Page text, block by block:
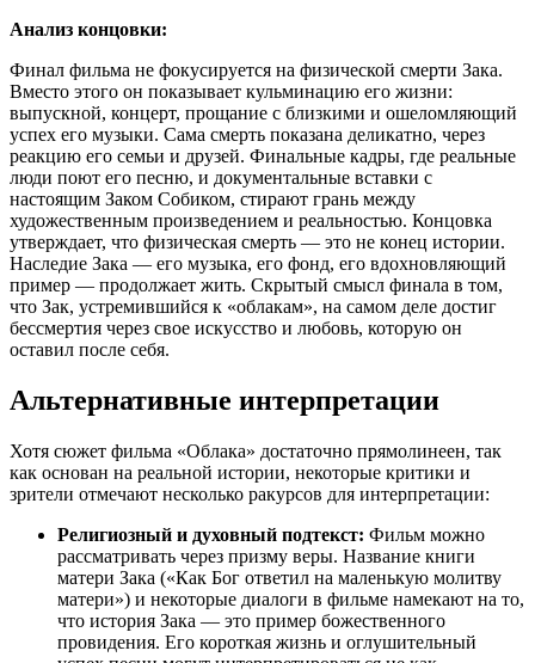
Анализ концовки:
Финал фильма не фокусируется на физической смерти Зака.
Вместо этого он показывает кульминацию его жизни:
выпускной, концерт, прощание с близкими и ошеломляющий
успех его музыки. Сама смерть показана деликатно, через
реакцию его семьи и друзей. Финальные кадры, где реальные
люди поют его песню, и документальные вставки с
настоящим Заком Собиком, стирают грань между
художественным произведением и реальностью. Концовка
утверждает, что физическая смерть — это не конец истории.
Наследие Зака — его музыка, его фонд, его вдохновляющий
пример — продолжает жить. Скрытый смысл финала в том,
что Зак, устремившийся к «облакам», на самом деле достиг
бессмертия через свое искусство и любовь, которую он
оставил после себя.
Альтернативные интерпретации
Хотя сюжет фильма «Облака» достаточно прямолинеен, так
как основан на реальной истории, некоторые критики и
зрители отмечают несколько ракурсов для интерпретации:
Религиозный и духовный подтекст: Фильм можно
рассматривать через призму веры. Название книги
матери Зака («Как Бог ответил на маленькую молитву
матери») и некоторые диалоги в фильме намекают на то,
что история Зака — это пример божественного
провидения. Его короткая жизнь и оглушительный